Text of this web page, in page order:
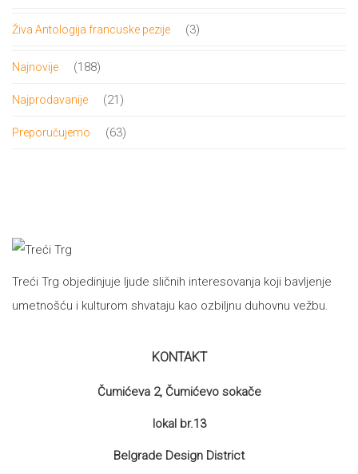
Živa Antologija francuske pezije 33
Najnovije 188188
Najprodavanije 2121
Preporučujemo 6363
Treći Trg objedinjuje ljude sličnih interesovanja koji bavljenje
umetnošću i kulturom shvataju kao ozbiljnu duhovnu vežbu.
KONTAKT
Čumićeva 2, Čumićevo sokače
lokal br.13
Belgrade Design District